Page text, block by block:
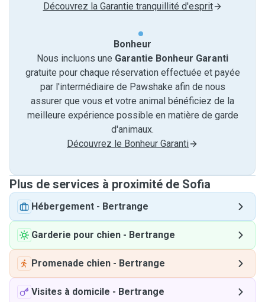
Découvrez la Garantie tranquillité d'esprit
Bonheur
Nous incluons une Garantie Bonheur Garanti
gratuite pour chaque réservation effectuée et payée
par l'intermédiaire de Pawshake afin de nous
assurer que vous et votre animal bénéficiez de la
meilleure expérience possible en matière de garde
d'animaux.
Découvrez le Bonheur Garanti
Plus de services à proximité de Sofia
Hébergement - Bertrange
Garderie pour chien - Bertrange
Promenade chien - Bertrange
Visites à domicile - Bertrange